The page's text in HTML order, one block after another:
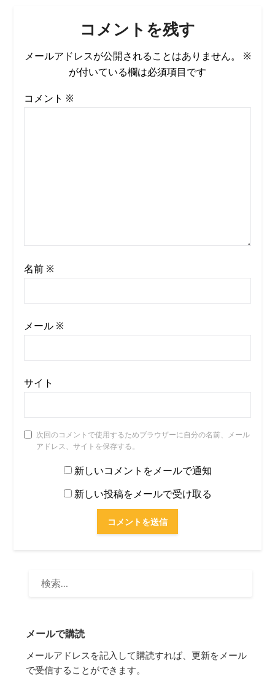
コメントを残す
メールアドレスが公開されることはありません。
※
が付いている欄は必須項目です
コメント ※
名前 ※
メール ※
サイト
次回のコメントで使用するためブラウザーに自分の名前、メール
アドレス、サイトを保存する。
新しいコメントをメールで通知
新しい投稿をメールで受け取る
メールで購読
メールアドレスを記入して購読すれば、更新をメール
で受信することができます。